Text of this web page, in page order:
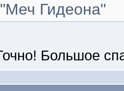
"Меч Гидеона"
Большое